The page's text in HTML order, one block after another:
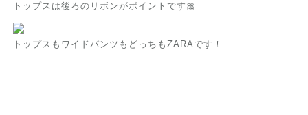
トップスは後ろのリボンがポイントです🎀
トップスもワイドパンツもどっちもZARAです！